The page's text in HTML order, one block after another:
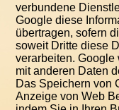
verbundene
Google diese
übertragen, sofern
soweit Dritte diese
verarbeiten.
mit anderen Daten
Das Speichern von
Anzeige von Web